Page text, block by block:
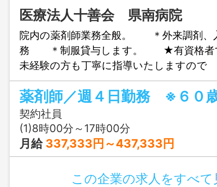
医療法人十善会 県南病院
院内の薬剤師業務全般。 ＊外来調剤、
務 ＊制服貸与します。 ★有資格者
未経験の方も丁寧に指導いたしますので
きます。 ★入居住宅（単身用・世帯用
ます。 【変更範囲：法人内の関連業
薬剤師／週４日勤務 ※６０
契約社員
(1)8時00分～17時00分
月給 337,333円～437,333円
この企業の求人をすべて